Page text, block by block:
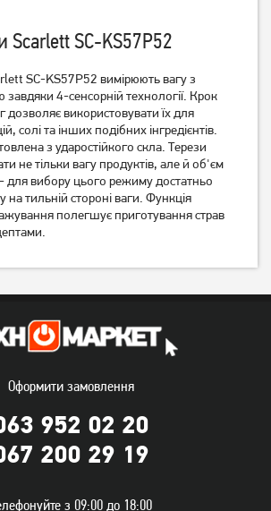
SCK-
Ваги кухонні Esperanza
EKS002K
439грн
349грн
Ваги кухонні Rotex RSK25-
549грн
439грн
Scarlett SC-KS57P52
SC-KS57P52 вимірюють вагу з
завдяки 4-сенсорній технології. Крок
дозволяє використовувати їх для
солі та інших подібних інгредієнтів.
з ударостійкого скла. Терези
не тільки вагу продуктів, але й об'єм
для вибору цього режиму достатньо
на тильній стороні ваги. Функція
полегшує приготування страв
Оформити замовлення
952 02 20
200 29 19
з 09:00 до 18:00